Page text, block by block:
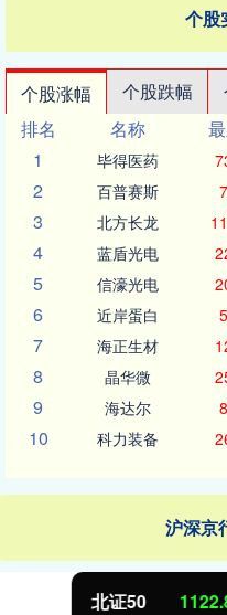
个股
个股涨幅 个股跌幅
排名
名称
1
毕得医药
2 百普赛斯
3 北方长龙
4 蓝盾光电
5 信濠光电
6 近岸蛋白
7 海正生材
8 晶华微
9 海达尔
10 科力装备
沪深京
北证50